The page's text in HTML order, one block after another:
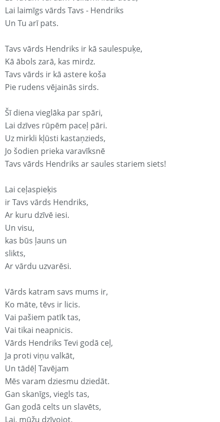
Lai laimīgs vārds Tavs - Hendriks
Un Tu arī pats.
Tavs vārds Hendriks ir kā saulespuķe,
Kā ābols zarā, kas mirdz.
Tavs vārds ir kā astere koša
Pie rudens vējainās sirds.
Šī diena vieglāka par spāri,
Lai dzīves rūpēm paceļ pāri.
Uz mirkli kļūsti kastaņzieds,
Jo šodien prieka varavīksnē
Tavs vārds Hendriks ar saules stariem siets!
Lai ceļaspieķis
ir Tavs vārds Hendriks,
Ar kuru dzīvē iesi.
Un visu,
kas būs ļauns un
slikts,
Ar vārdu uzvarēsi.
Vārds katram savs mums ir,
Ko māte, tēvs ir licis.
Vai pašiem patīk tas,
Vai tikai neapnicis.
Vārds Hendriks Tevi godā ceļ,
Ja proti viņu valkāt,
Un tādēļ Tavējam
Mēs varam dziesmu dziedāt.
Gan skanīgs, viegls tas,
Gan godā celts un slavēts,
Lai, mūžu dzīvojot,